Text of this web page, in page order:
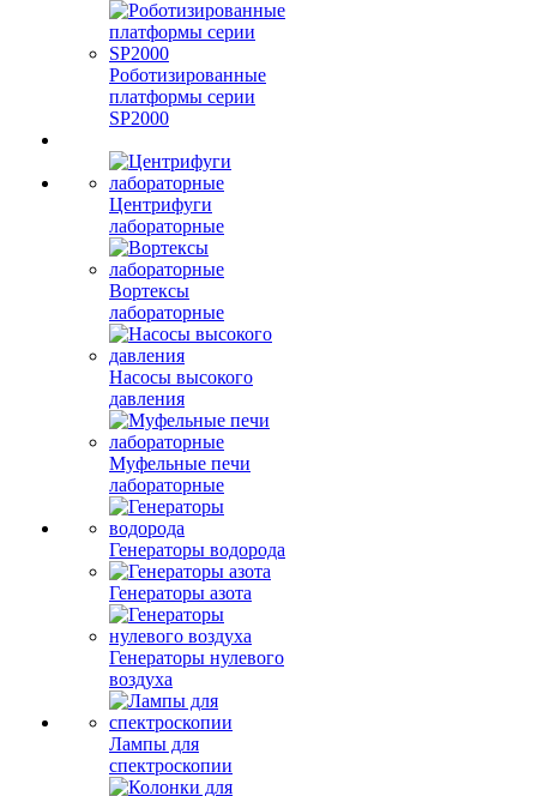
Роботизированные
платформы серии
SP2000
Центрифуги
лабораторные
Вортексы
лабораторные
Насосы высокого
давления
Муфельные печи
лабораторные
Генераторы водорода
Генераторы азота
Генераторы нулевого
воздуха
Лампы для
спектроскопии